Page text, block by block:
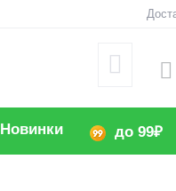
Новинки до 99₽